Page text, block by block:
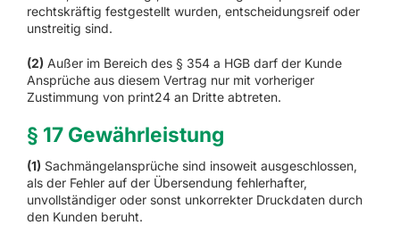
rechtskräftig festgestellt wurden, entscheidungsreif oder
unstreitig sind.
(2) Außer im Bereich des § 354 a HGB darf der Kunde
Ansprüche aus diesem Vertrag nur mit vorheriger
Zustimmung von print24 an Dritte abtreten.
§ 17 Gewährleistung
(1) Sachmängelansprüche sind insoweit ausgeschlossen,
als der Fehler auf der Übersendung fehlerhafter,
unvollständiger oder sonst unkorrekter Druckdaten durch
den Kunden beruht.